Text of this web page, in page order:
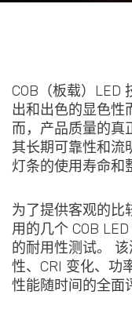
COB（板载）LED
出和出色的显色性
而，产品质量的真
其长期可靠性和流
灯条的使用寿命和
为了提供客观的比
用的几个 COB
的耐用性测试。
性、CRI 变化、功
性能随时间的全面